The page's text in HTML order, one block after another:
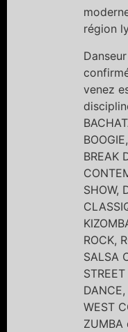
région
venez
BREAK
SHOW,
ROCK,
SALSA
WEST
ZUMBA